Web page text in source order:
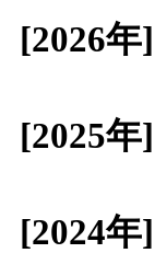
[2026年]
[2025年]
[2024年]